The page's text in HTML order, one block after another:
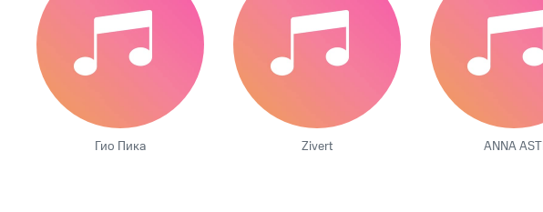
Гио Пика Zivert ANNA ASTI